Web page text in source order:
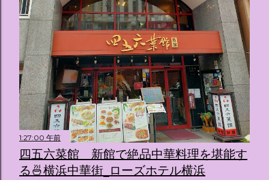
1:27:00 午前
四五六菜館 新館で絶品中華料理を堪能す
る🍜横浜中華街_ローズホテル横浜